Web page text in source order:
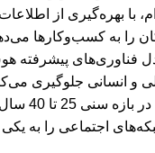
با بهره‌گیری از
را به کسب‌وکارها
فناوری‌های پیشرفته
و انسانی جلوگیری
آنلاین که در
اجتماعی را به یکی